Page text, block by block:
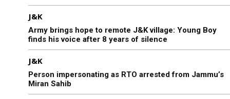
J&K
Army brings hope to remote J&K village: Young Boy
finds his voice after 8 years of silence
J&K
Person impersonating as RTO arrested from Jammu’s
Miran Sahib